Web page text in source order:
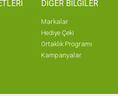
DİĞER BİLGİLER
Markalar
Hediye Çeki
Ortaklık Programı
Kampanyalar